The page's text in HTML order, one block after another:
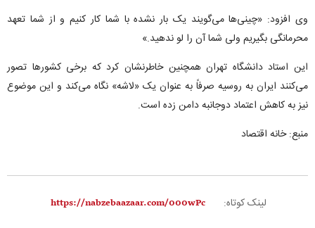
وی افزود: «چینی‌ها می‌گویند یک بار نشده با شما کار کنیم و از شما تعهد
محرمانگی بگیریم ولی شما آن را لو ندهید.»
این استاد دانشگاه تهران همچنین خاطرنشان کرد که برخی کشورها تصور
می‌کنند ایران به روسیه صرفاً به عنوان یک «لاشه» نگاه می‌کند و این موضوع
نیز به کاهش اعتماد دوجانبه دامن زده است.
منبع: خانه اقتصاد
لینک کوتاه: